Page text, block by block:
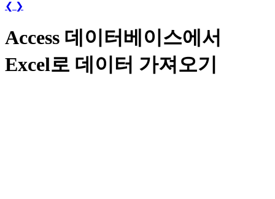
❮ ❯
Access 데이터베이스에서
Excel로 데이터 가져오기